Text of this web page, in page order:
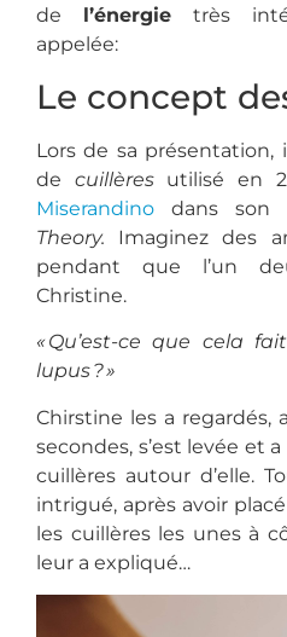
de
l’énergie très
appelée:
Le concept
Lors de sa
de cuillèresutilisé en
Miserandino dans son
Theory. Imaginez des
pendant que l’un
Christine.
« Qu’est-ce que cela
lupus ? »
Chirstine les a regardés,
secondes, s’est levée et
cuillères autour d’elle.
intrigué, après avoir
les cuillères les unes à
leur a expliqué…